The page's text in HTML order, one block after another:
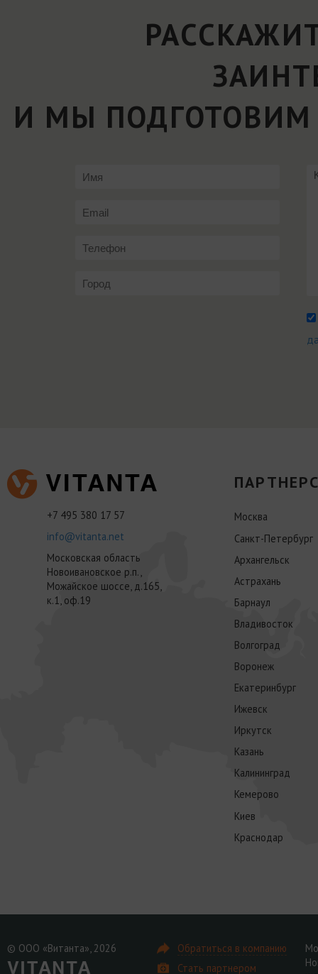
И МЫ ПОДГОТОВИМ
+7 495 380 17 57
info@vitanta.net
Московская область
Новоивановское р.п.,
Можайское шоссе, д.165,
к.1, оф.19
Москва
Санкт-Петербург
Архангельск
Астрахань
Барнаул
Владивосток
Волгоград
Воронеж
Екатеринбург
Ижевск
Иркутск
Казань
Калининград
Кемерово
Киев
Краснодар
© ООО «Витанта», 2026
Обратиться в компанию
Стать партнером